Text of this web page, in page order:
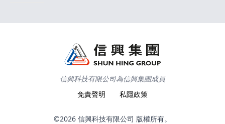
信興科技有限公司為信興集團成員
免責聲明
私隱政策
©2026 信興科技有限公司 版權所有。